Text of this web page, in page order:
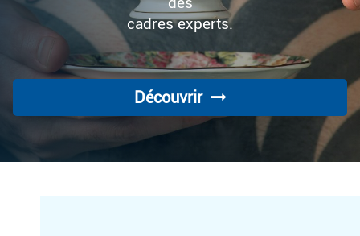
cadres experts.
Découvrir